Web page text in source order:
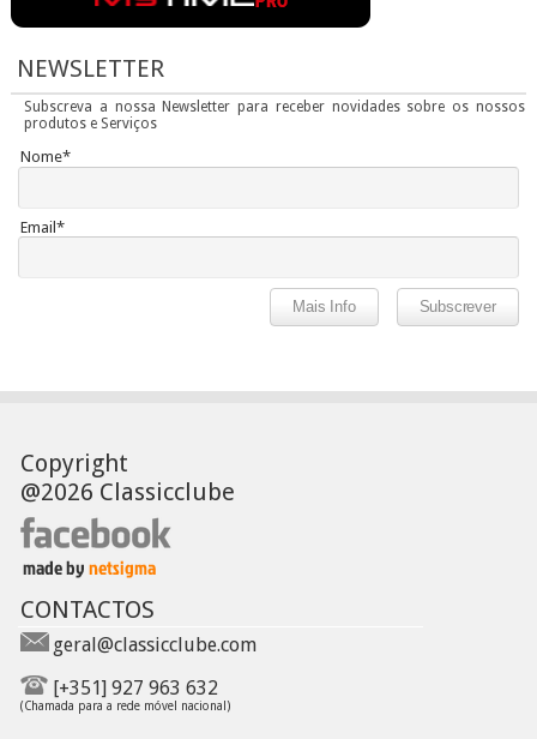
NEWSLETTER
Subscreva a nossa Newsletter para receber novidades sobre os nossos
produtos e Serviços
Nome*
Email*
Copyright
@2026 Classicclube
CONTACTOS
geral@classicclube.com
[+351] 927 963 632
(Chamada para a rede móvel nacional)